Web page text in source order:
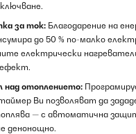
за ток: Благодарение на
до 50 % по-малко
електрически
над отоплението:
Ви позволяват да
— с автоматична
денонощно.